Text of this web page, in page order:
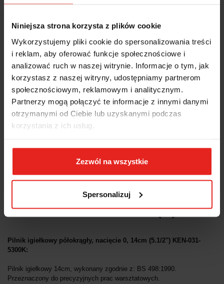
Niniejsza strona korzysta z plików cookie
Wykorzystujemy pliki cookie do spersonalizowania treści
i reklam, aby oferować funkcje społecznościowe i
analizować ruch w naszej witrynie. Informacje o tym, jak
korzystasz z naszej witryny, udostępniamy partnerom
społecznościowym, reklamowym i analitycznym.
Partnerzy mogą połączyć te informacje z innymi danymi
otrzymanymi od Ciebie lub uzyskanymi podczas
korzystania z ich usług.
Zezwól na wszystkie
Spersonalizuj
Pobierz produkt do PDF
5036140026315
Wysyłka+2dni (dostawa 0 od 1000zł net.*)
INFORMACJE DOT.
BEZPIECZEŃSTWA
OPINIE I OCENY (0)
Pilnik igiełkowy półokrągły, nacięcie 0, 14cm (5.1/2") KEN-031-
5300K:
Pilnik igiełkowy 14cm, wykonany zgodnie z: BS 498:1990.
Przeznaczony do precyzyjnych prac warsztatowych.